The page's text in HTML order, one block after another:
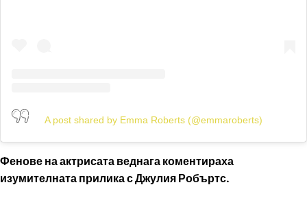
A post shared by Emma Roberts (@emmaroberts)
Фенове на актрисата веднага коментираха
изумителната прилика с Джулия Робъртс.